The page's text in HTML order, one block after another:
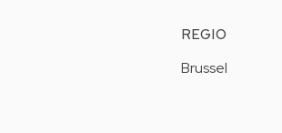
REGIO
Brussel